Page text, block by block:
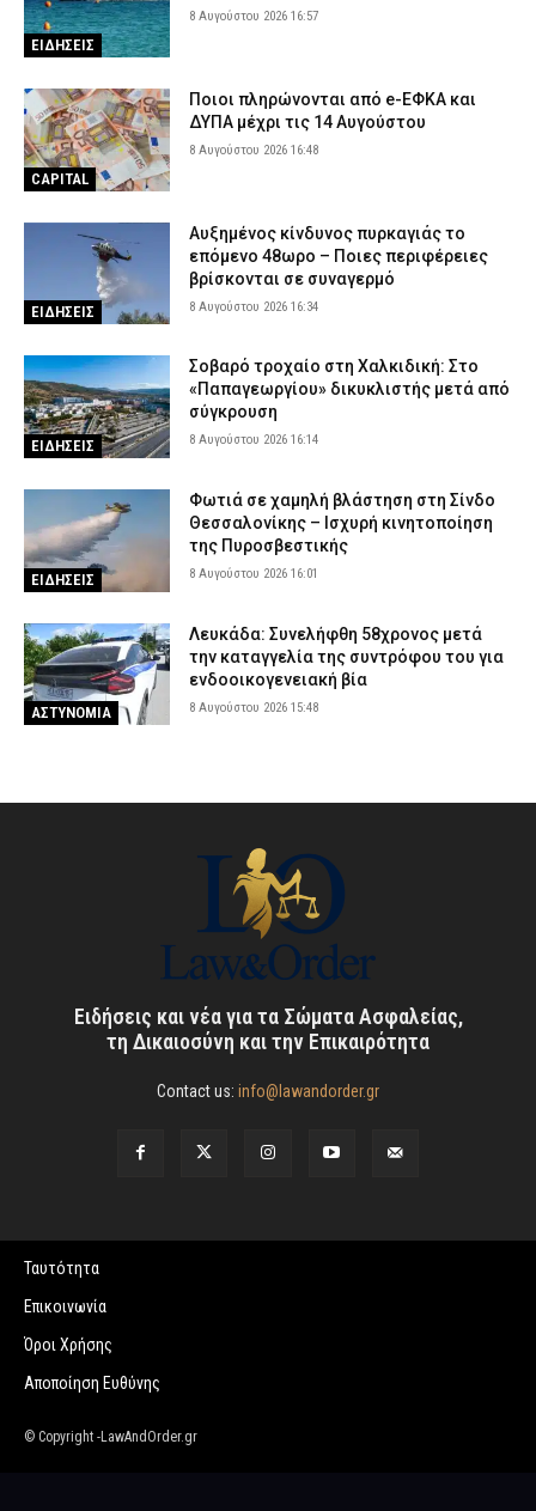
ΕΙΔΗΣΕΙΣ
8 Αυγούστου 2026 16:57
CAPITAL
Ποιοι πληρώνονται από e-ΕΦΚΑ και
ΔΥΠΑ μέχρι τις 14 Αυγούστου
8 Αυγούστου 2026 16:48
ΕΙΔΗΣΕΙΣ
Αυξημένος κίνδυνος πυρκαγιάς το
επόμενο 48ωρο – Ποιες περιφέρειες
βρίσκονται σε συναγερμό
8 Αυγούστου 2026 16:34
ΕΙΔΗΣΕΙΣ
Σοβαρό τροχαίο στη Χαλκιδική: Στο
«Παπαγεωργίου» δικυκλιστής μετά από
σύγκρουση
8 Αυγούστου 2026 16:14
ΕΙΔΗΣΕΙΣ
Φωτιά σε χαμηλή βλάστηση στη Σίνδο
Θεσσαλονίκης – Ισχυρή κινητοποίηση
της Πυροσβεστικής
8 Αυγούστου 2026 16:01
ΑΣΤΥΝΟΜΙΑ
Λευκάδα: Συνελήφθη 58χρονος μετά
την καταγγελία της συντρόφου του για
ενδοοικογενειακή βία
8 Αυγούστου 2026 15:48
Ειδήσεις και νέα για τα Σώματα Ασφαλείας,
τη Δικαιοσύνη και την Επικαιρότητα
Contact us: info@lawandorder.gr
Ταυτότητα
Επικοινωνία
Όροι Χρήσης
Αποποίηση Ευθύνης
© Copyright -LawAndOrder.gr